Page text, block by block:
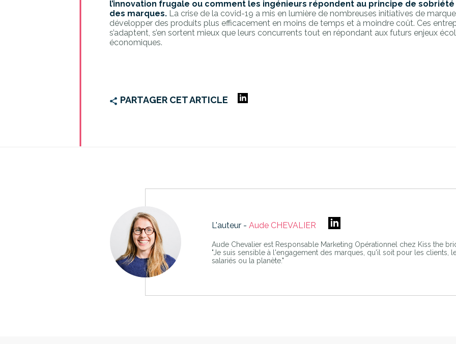
l’innovation frugale ou comment les ingénieurs répondent au principe de sobriété
des marques. La crise de la covid-19 a mis en lumière de nombreuses initiatives de
développer des produits plus efficacement en moins de temps et à moindre coût. Ces
s’adaptent, s’en sortent mieux que leurs concurrents tout en répondant aux futurs enjeux
économiques.
PARTAGER CET ARTICLE
L'auteur -Aude CHEVALIER
Aude Chevalier est Responsable Marketing Opérationnel chez Kiss the
"Je suis sensible à l'engagement des marques, qu'il soit pour les clients,
salariés ou la planète."